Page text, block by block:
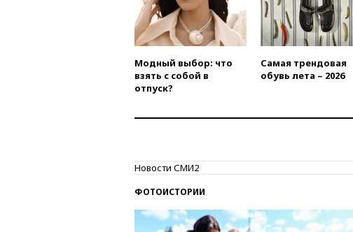
Модный выбор: что
взять с собой в
отпуск?
Самая трендовая
обувь лета – 2026
Новости СМИ2
ФОТОИСТОРИИ